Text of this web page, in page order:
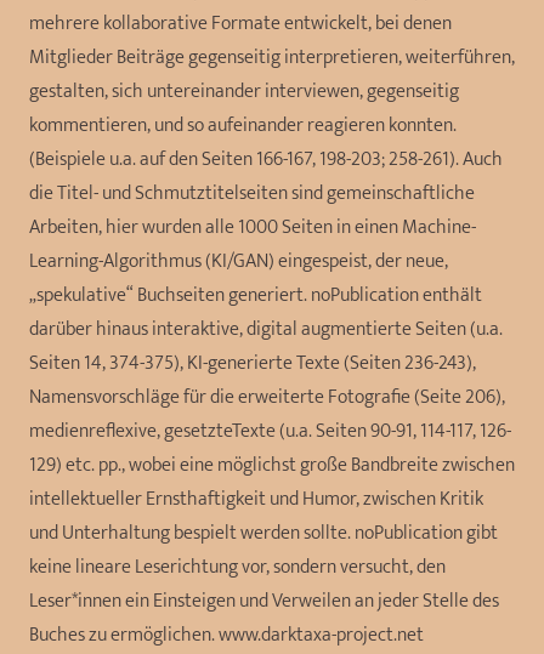
mehrere kollaborative Formate entwickelt, bei denen
Mitglieder Beiträge gegenseitig interpretieren, weiterführen,
gestalten, sich untereinander interviewen, gegenseitig
kommentieren, und so aufeinander reagieren konnten.
(Beispiele u.a. auf den Seiten 166-167, 198-203; 258-261). Auch
die Titel- und Schmutztitelseiten sind gemeinschaftliche
Arbeiten, hier wurden alle 1000 Seiten in einen Machine-
Learning-Algorithmus (KI/GAN) eingespeist, der neue,
„spekulative“ Buchseiten generiert. noPublication enthält
darüber hinaus interaktive, digital augmentierte Seiten (u.a.
Seiten 14, 374-375), KI-generierte Texte (Seiten 236-243),
Namensvorschläge für die erweiterte Fotografie (Seite 206),
medienreflexive, gesetzteTexte (u.a. Seiten 90-91, 114-117, 126-
129) etc. pp., wobei eine möglichst große Bandbreite zwischen
intellektueller Ernsthaftigkeit und Humor, zwischen Kritik
und Unterhaltung bespielt werden sollte. noPublication gibt
keine lineare Leserichtung vor, sondern versucht, den
Leser*innen ein Einsteigen und Verweilen an jeder Stelle des
Buches zu ermöglichen. www.darktaxa-project.net